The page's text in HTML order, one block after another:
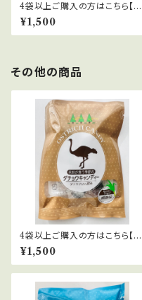
4袋以上ご購入の方はこちら【黒
糖味・花粉対策＋】 パワーアップ
バージョン花粉が舞う季節のダ
チョウキャンディー・黒糖味
¥1,500
その他の商品
4袋以上ご購入の方はこちら【黒
糖味・花粉対策＋】 パワーアップ
バージョン花粉が舞う季節のダ
チョウキャンディー・黒糖味
¥1,500